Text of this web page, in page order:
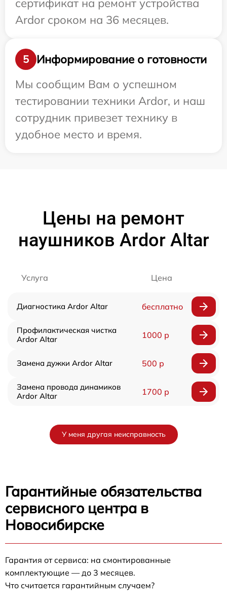
сертификат на ремонт устройства
Ardor сроком на 36 месяцев.
5
Информирование о готовности
Мы сообщим Вам о успешном
тестировании техники Ardor, и наш
сотрудник привезет технику в
удобное место и время.
Цены на ремонт
наушников Ardor Аltar
Услуга Цена
Диагностика Ardor Аltar бесплатно
Профилактическая чистка
Ardor Аltar
1000 р
Замена дужки Ardor Аltar 500 р
Замена провода динамиков
Ardor Аltar
1700 р
У меня другая неисправность
Гарантийные обязательства
сервисного центра в
Новосибирске
Гарантия от сервиса: на смонтированные
комплектующие — до 3 месяцев.
Что считается гарантийным случаем?